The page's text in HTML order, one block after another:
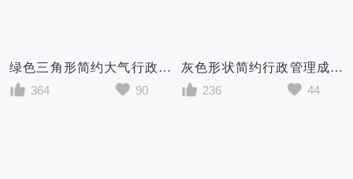
绿色三角形简约大气行政成套个人简历Word模板
364
90
灰色形状简约行政管理成套个人简历Word模板
236
44